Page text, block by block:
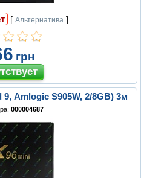
[Альтернатива ]
грн
Amlogic S905W, 2/8GB) 3м
000004687